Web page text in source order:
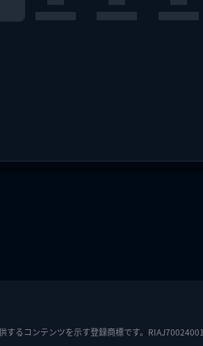
するコンテンツを示す登録商標です。RIAJ70024001